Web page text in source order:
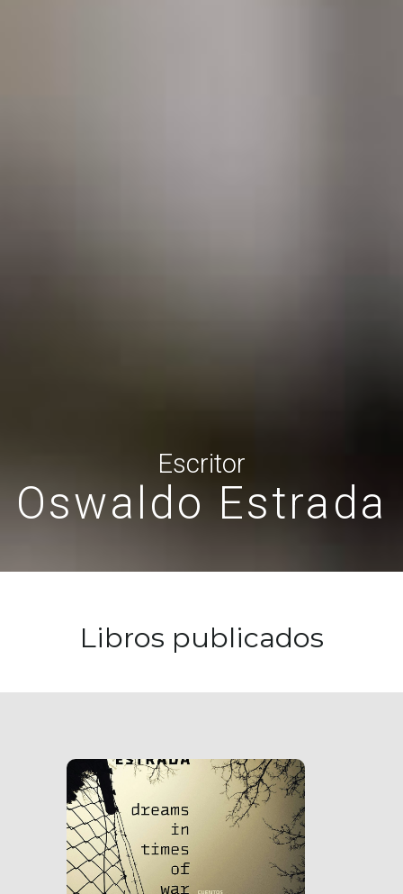
Escritor
Oswaldo Estrada
Libros publicados
Ver Libro